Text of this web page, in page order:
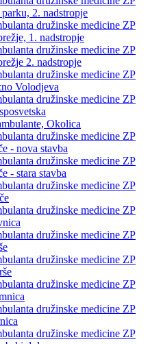
2. nadstropje
družinske medicine ZP
1. nadstropje
družinske medicine ZP
2. nadstropje
družinske medicine ZP
Volodjeva
družinske medicine ZP
Okolica
družinske medicine ZP
- nova stavba
družinske medicine ZP
- stara stavba
družinske medicine ZP
družinske medicine ZP
družinske medicine ZP
družinske medicine ZP
družinske medicine ZP
družinske medicine ZP
družinske medicine ZP